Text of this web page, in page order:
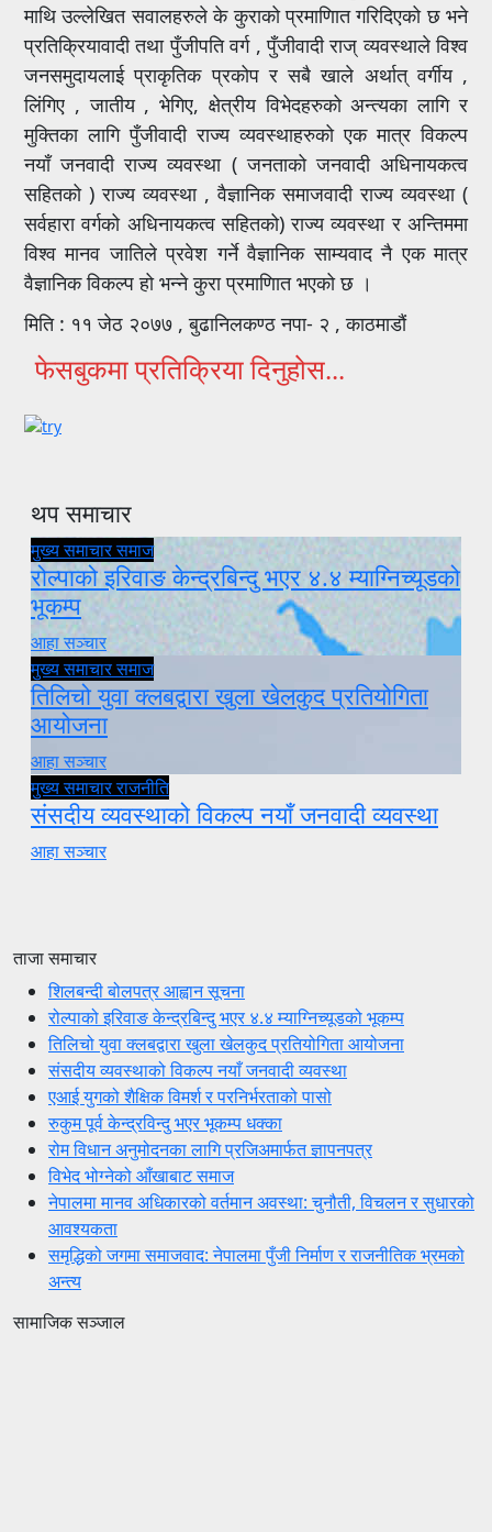
माथि उल्लेखित सवालहरुले के कुराको प्रमाणिात गरिदिएको छ भने
प्रतिक्रियावादी तथा पुँजीपति वर्ग , पुँजीवादी राज् व्यवस्थाले विश्व
जनसमुदायलाई प्राकृतिक प्रकोप र सबै खाले अर्थात् वर्गीय ,
लिंगिए , जातीय , भेगिए, क्षेत्रीय विभेदहरुको अन्त्यका लागि र
मुक्तिका लागि पुँजीवादी राज्य व्यवस्थाहरुको एक मात्र विकल्प
नयाँ जनवादी राज्य व्यवस्था ( जनताको जनवादी अधिनायकत्व
सहितको ) राज्य व्यवस्था , वैज्ञानिक समाजवादी राज्य व्यवस्था (
सर्वहारा वर्गको अधिनायकत्व सहितको) राज्य व्यवस्था र अन्तिममा
विश्व मानव जातिले प्रवेश गर्ने वैज्ञानिक साम्यवाद नै एक मात्र
वैज्ञानिक विकल्प हो भन्ने कुरा प्रमाणिात भएको छ ।
मिति : ११ जेठ २०७७ , बुढानिलकण्ठ नपा- २ , काठमाडौं
फेसबुकमा प्रतिक्रिया दिनुहोस...
थप समाचार
मुख्य समाचारसमाज
रोल्पाको इरिवाङ केन्द्रबिन्दु भएर ४.४ म्याग्निच्यूडको
भूकम्प
आहा सञ्चार
मुख्य समाचारसमाज
तिलिचो युवा क्लबद्वारा खुला खेलकुद प्रतियोगिता
आयोजना
आहा सञ्चार
मुख्य समाचारराजनीति
संसदीय व्यवस्थाको विकल्प नयाँ जनवादी व्यवस्था
आहा सञ्चार
ताजा समाचार
शिलबन्दी बोलपत्र आह्वान सूचना
रोल्पाको इरिवाङ केन्द्रबिन्दु भएर ४.४ म्याग्निच्यूडको भूकम्प
तिलिचो युवा क्लबद्वारा खुला खेलकुद प्रतियोगिता आयोजना
संसदीय व्यवस्थाको विकल्प नयाँ जनवादी व्यवस्था
एआई युगको शैक्षिक विमर्श र परनिर्भरताको पासो
रुकुम पूर्व केन्द्रविन्दु भएर भूकम्प धक्का
रोम विधान अनुमोदनका लागि प्रजिअमार्फत ज्ञापनपत्र
विभेद भोग्नेको आँखाबाट समाज
नेपालमा मानव अधिकारको वर्तमान अवस्था: चुनौती, विचलन र सुधारको
आवश्यकता
समृद्धिको जगमा समाजवाद: नेपालमा पुँजी निर्माण र राजनीतिक भ्रमको
अन्त्य
सामाजिक सञ्जाल